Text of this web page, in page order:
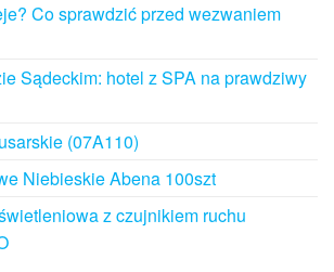
Co sprawdzić przed wezwaniem
Sądeckim: hotel z SPA na prawdziwy
(07A110)
Niebieskie Abena 100szt
z czujnikiem ruchu